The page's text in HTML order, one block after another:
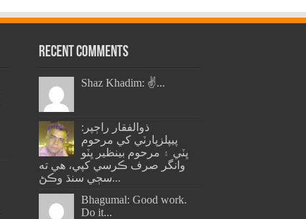
Recent Comments
Shaz Khadim: ✌️...
ذوالفقار راڄپر:
پيپلزپارٽي کي مرحوم
ڀٽي ۽ مرحوم بينظير ڀٽو
وانگر صرف ڪرسي کپي، هي ته
سڄي سنڌ وڪڻ...
Bhagumal: Good work.
Do it...